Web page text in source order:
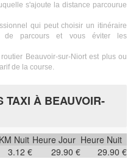
s'ajoute la distance parcourue
qui peut choisir un itinéraire
de parcours et vous éviter les
Beauvoir-sur-Niort est plus ou
de la course.
TAXI À BEAUVOIR-
KM Nuit Heure Jour Heure Nuit
3.12 € 29.90 € 29.90 €